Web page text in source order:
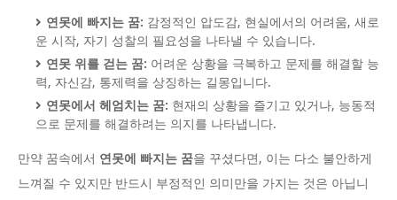
연못에 빠지는 꿈: 감정적인 압도감, 현실에서의 어려움, 새로
운 시작, 자기 성찰의 필요성을 나타낼 수 있습니다.
연못 위를 걷는 꿈: 어려운 상황을 극복하고 문제를 해결할 능
력, 자신감, 통제력을 상징하는 길몽입니다.
연못에서 헤엄치는 꿈: 현재의 상황을 즐기고 있거나, 능동적
으로 문제를 해결하려는 의지를 나타냅니다.
만약 꿈속에서 연못에 빠지는 꿈을 꾸셨다면, 이는 다소 불안하게
느껴질 수 있지만 반드시 부정적인 의미만을 가지는 것은 아닙니